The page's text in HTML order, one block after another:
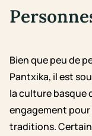
Bien que peu de
Pantxika, il est
la culture basque
engagement pour
traditions.